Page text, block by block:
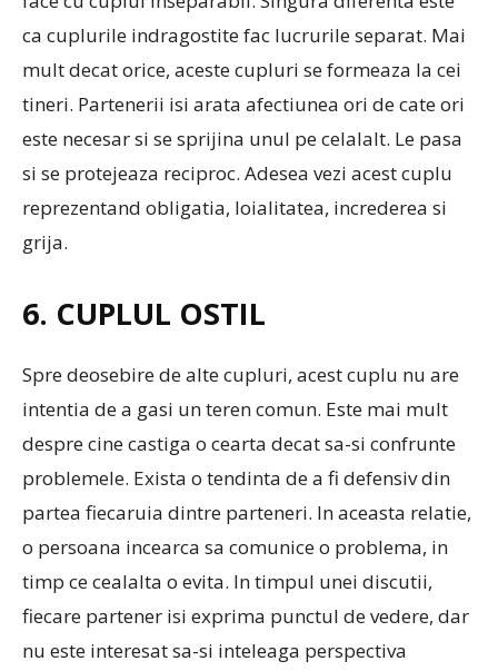
ca cuplurile indragostite fac lucrurile separat. Mai
mult decat orice, aceste cupluri se formeaza la cei
tineri. Partenerii isi arata afectiunea ori de cate ori
este necesar si se sprijina unul pe celalalt. Le pasa
si se protejeaza reciproc. Adesea vezi acest cuplu
reprezentand obligatia, loialitatea, increderea si
grija.
6. CUPLUL OSTIL
Spre deosebire de alte cupluri, acest cuplu nu are
intentia de a gasi un teren comun. Este mai mult
despre cine castiga o cearta decat sa-si confrunte
problemele. Exista o tendinta de a fi defensiv din
partea fiecaruia dintre parteneri. In aceasta relatie,
o persoana incearca sa comunice o problema, in
timp ce cealalta o evita. In timpul unei discutii,
fiecare partener isi exprima punctul de vedere, dar
nu este interesat sa-si inteleaga perspectiva